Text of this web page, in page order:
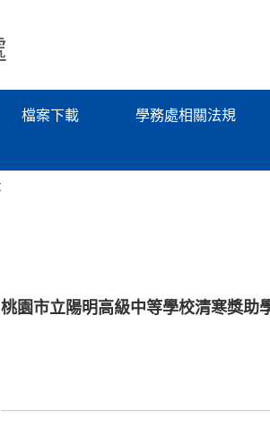
檔案下載 學務處相關法規
桃園市立陽明高級中等學校清寒獎助